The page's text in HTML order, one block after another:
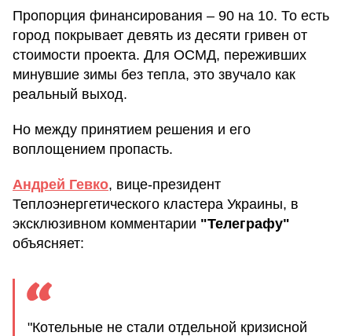
Пропорция финансирования – 90 на 10. То есть
город покрывает девять из десяти гривен от
стоимости проекта. Для ОСМД, переживших
минувшие зимы без тепла, это звучало как
реальный выход.
Но между принятием решения и его
воплощением пропасть.
Андрей Гевко, вице-президент
Теплоэнергетического кластера Украины, в
эксклюзивном комментарии "Телеграфу"
объясняет:
"Котельные не стали отдельной кризисной